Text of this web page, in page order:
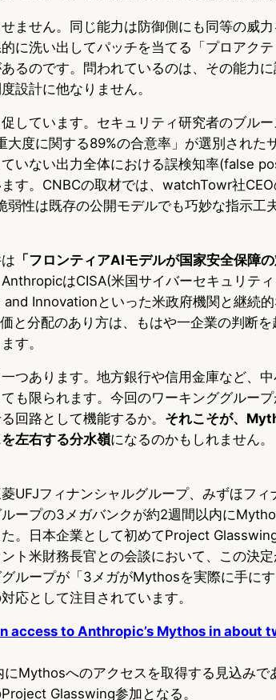
ません。同じ能力は防御側にも同等の威
に洗い出してパッチを当てる「プロアクテ
るのです。問われているのは、その能力
設計に他なりません。
しています。セキュリティ研究者のブル
度に関する89%の合意率」が選別された
いない出力全体における誤検知率(false
す。CNBCの取材では、watchTowr社CEO
性は既存の公開モデルでも巧妙な指示工
「フロンティアAIモデルが国家安全保障
はCISA(米国サイバーセキュリテ
Innovationといった米政府機関と継続
と分配のあり方は、もはや一企業の判断
す。
つあります。地方銀行や信用金庫など、
も限られます。今回のワーキンググルー
回路として機能するか。 それこそが、
左右する分水嶺になるのかもしれません。
UFJフィナンシャルグループ、みずほフィ
ープの3メガバンクが約2週間以内に
。日本企業として初めてProject
ト米財務長官との会談において、この決
ループが「3メガがMythosを実際に手に
応として注目されています。
access to Anthropic’s Mythos in about
Mythosへのアクセスを取得する見込みで
Glasswing参加となる。